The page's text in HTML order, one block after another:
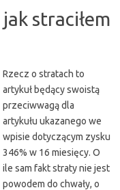
straciłem
Rzecz o stratach to
artykuł będący swoistą
przeciwwagą dla
artykułu ukazanego we
wpisie dotyczącym zysku
346% w 16 miesięcy. O
ile sam fakt straty nie jest
powodem do chwały, o